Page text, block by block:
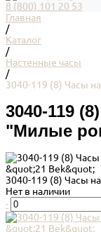
8 (800) 101 20 53
Главная
/
Каталог
/
Настенные часы
/
3040-119 (8) Часы
3040-119
"Милые
3040-119 (8) Часы
Нет в наличии
-